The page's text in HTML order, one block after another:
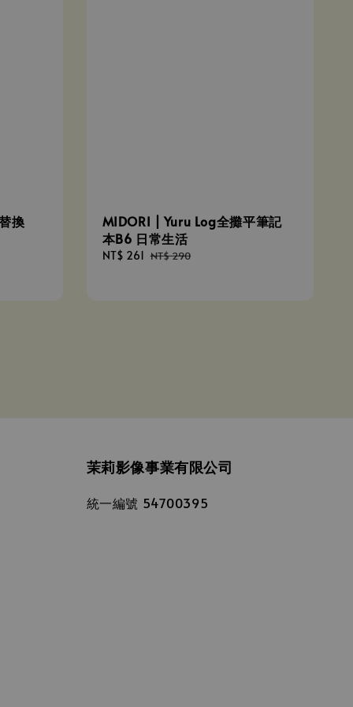
換
MIDORI | Yuru Log全攤平筆記
本B6 日常生活
Sale
NT$ 261 Regular
NT$ 290
茉莉影像事業有限公司
統一編號 54700395